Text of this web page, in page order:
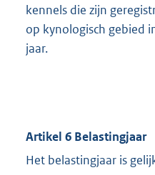
kennels die zijn
op kynologisch gebied
jaar.
Artikel 6 Belastingjaar
Het belastingjaar is